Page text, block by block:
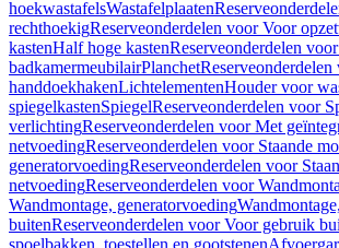
hoekwastafelsWastafelplaaten
rechthoekigReserveonderdelen voor Voor
kastenHalf hoge kastenReserveonderdelen
badkamermeubilairPlanchet
handdoekhakenLichtelementenHouder voor
spiegelkastenSpiegelReserveonderdelen voor
verlichtingReserveonderdelen voor Met
netvoedingReserveonderdelen voor Staande
generatorvoedingReserveonderdelen voor
netvoedingReserveonderdelen voor
Wandmontage, generatorvoeding
buitenReserveonderdelen voor Voor gebruik
spoelbakken, toestellen en gootstenen